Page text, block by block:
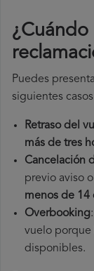
Puedes
siguientes
Retraso del
más de tres
Cancelación
previo aviso
menos de 14
Overbooking
vuelo porque
disponibles.